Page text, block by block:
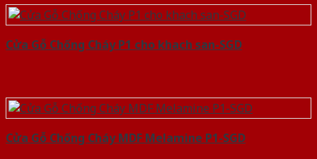
Cửa Gỗ Chống Cháy P1 cho khach san-SGD
Cửa Gỗ Chống Cháy MDF Melamine P1-SGD